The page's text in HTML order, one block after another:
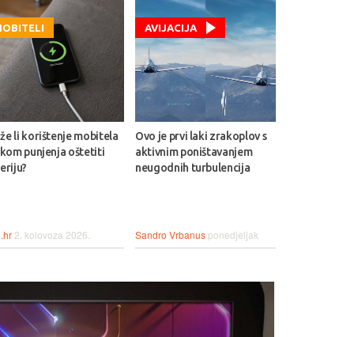
li korištenje mobitela
punjenja oštetiti
2. kolovoza 2026.
AVIJACIJA
Ovo je prvi laki zrakoplov s
aktivnim poništavanjem
neugodnih turbulencija
Sandro Vrbanus ponedjeljak